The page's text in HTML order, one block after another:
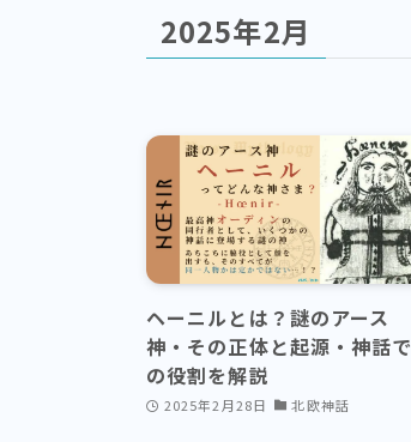
2025年2月
ヘーニルとは？謎のアース
神・その正体と起源・神話で
の役割を解説
2025年2月28日 北欧神話